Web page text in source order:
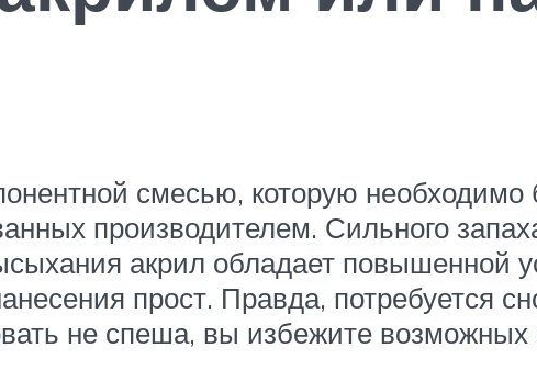
смесью, которую необходимо
производителем. Сильного
акрил обладает повышенной
прост. Правда, потребуется
не спеша, вы избежите